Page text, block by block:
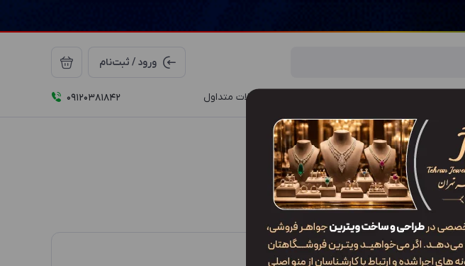
ورود / ثبت‌نام
سوالات متداول 09120381842
ارزان‌ترین